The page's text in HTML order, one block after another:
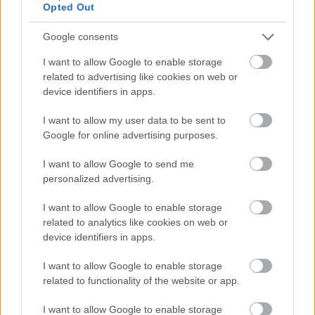
Opted Out
Google consents
I want to allow Google to enable storage
related to advertising like cookies on web or
device identifiers in apps.
I want to allow my user data to be sent to
Google for online advertising purposes.
I want to allow Google to send me
personalized advertising.
I want to allow Google to enable storage
related to analytics like cookies on web or
device identifiers in apps.
I want to allow Google to enable storage
related to functionality of the website or app.
I want to allow Google to enable storage
Hírlevél feliratkozás
Adja meg keresztnevét:
meg e-mail címét:
Megismertem és elfogadom aGDPR-szabályzat
legfrissebb információkkal és exkluzív tartalmakkal hétről hétre
postaládájába érkezik!
A SZOL24 legfrissebb 24 cikke
Baka András egy hónapja még a Tiszától független államfőről